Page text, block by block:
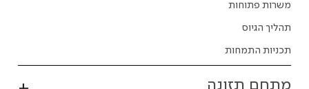
משרות פתוחות
תהליך הגיוס
תכניות התמחות
מתחם תזונה